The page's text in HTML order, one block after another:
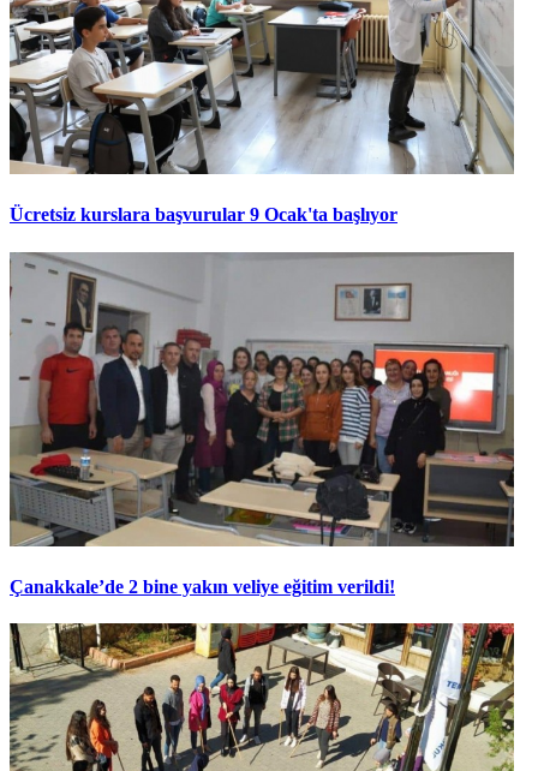
Ücretsiz kurslara başvurular 9 Ocak'ta başlıyor
Çanakkale’de 2 bine yakın veliye eğitim verildi!